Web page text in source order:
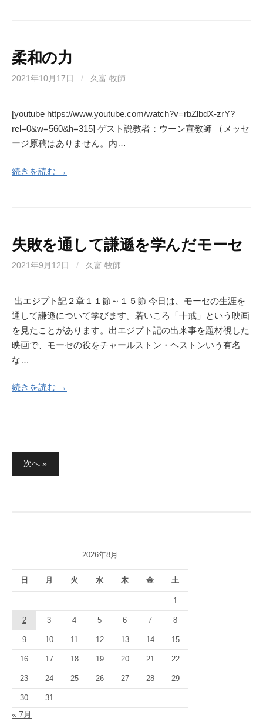
柔和の力
2021年10月17日 / 久富 牧師
[youtube https://www.youtube.com/watch?v=rbZlbdX-zrY?
rel=0&w=560&h=315] ゲスト説教者：ウーン宣教師 （メッセ
ージ原稿はありません。内…
続きを読む →
失敗を通して謙遜を学んだモーセ
2021年9月12日 / 久富 牧師
出エジプト記２章１１節～１５節 今日は、モーセの生涯を
通して謙遜について学びます。若いころ「十戒」という映画
を見たことがあります。出エジプト記の出来事を題材視した
映画で、モーセの役をチャールストン・ヘストンいう有名
な…
続きを読む →
稿
り
次へ »
2026年8月
日 月 火 水 木 金 土
1
2 3 4 5 6 7 8
9 10 11 12 13 14 15
16 17 18 19 20 21 22
23 24 25 26 27 28 29
30 31
« 7月